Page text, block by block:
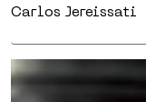
Carlos Jereissati